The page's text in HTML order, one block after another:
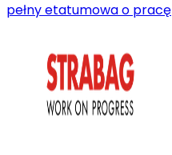
pełny etatumowa o pracę